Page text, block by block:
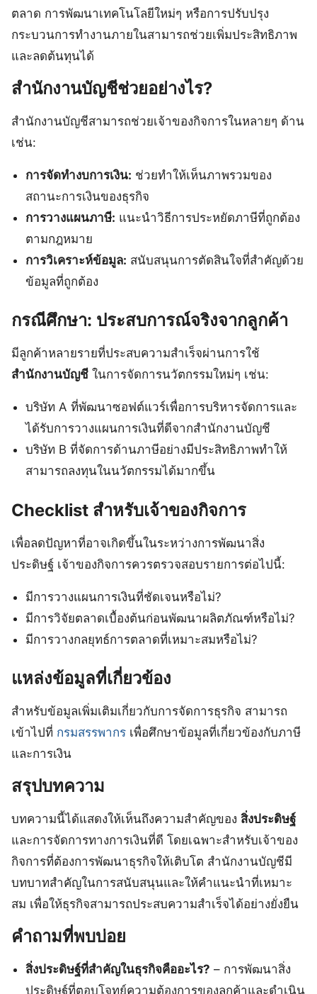
ตลาด การพัฒนาเทคโนโลยีใหม่ๆ หรือการปรับปรุง
กระบวนการทำงานภายในสามารถช่วยเพิ่มประสิทธิภาพ
และลดต้นทุนได้
สำนักงานบัญชีช่วยอย่างไร?
สำนักงานบัญชีสามารถช่วยเจ้าของกิจการในหลายๆ ด้าน
เช่น:
การจัดทำงบการเงิน: ช่วยทำให้เห็นภาพรวมของ
สถานะการเงินของธุรกิจ
การวางแผนภาษี: แนะนำวิธีการประหยัดภาษีที่ถูกต้อง
ตามกฎหมาย
การวิเคราะห์ข้อมูล: สนับสนุนการตัดสินใจที่สำคัญด้วย
ข้อมูลที่ถูกต้อง
กรณีศึกษา: ประสบการณ์จริงจากลูกค้า
มีลูกค้าหลายรายที่ประสบความสำเร็จผ่านการใช้
สำนักงานบัญชี ในการจัดการนวัตกรรมใหม่ๆ เช่น:
บริษัท A ที่พัฒนาซอฟต์แวร์เพื่อการบริหารจัดการและ
ได้รับการวางแผนการเงินที่ดีจากสำนักงานบัญชี
บริษัท B ที่จัดการด้านภาษีอย่างมีประสิทธิภาพทำให้
สามารถลงทุนในนวัตกรรมได้มากขึ้น
Checklist สำหรับเจ้าของกิจการ
เพื่อลดปัญหาที่อาจเกิดขึ้นในระหว่างการพัฒนาสิ่ง
ประดิษฐ์ เจ้าของกิจการควรตรวจสอบรายการต่อไปนี้:
มีการวางแผนการเงินที่ชัดเจนหรือไม่?
มีการวิจัยตลาดเบื้องต้นก่อนพัฒนาผลิตภัณฑ์หรือไม่?
มีการวางกลยุทธ์การตลาดที่เหมาะสมหรือไม่?
แหล่งข้อมูลที่เกี่ยวข้อง
สำหรับข้อมูลเพิ่มเติมเกี่ยวกับการจัดการธุรกิจ สามารถ
เข้าไปที่ กรมสรรพากร เพื่อศึกษาข้อมูลที่เกี่ยวข้องกับภาษี
และการเงิน
สรุปบทความ
บทความนี้ได้แสดงให้เห็นถึงความสำคัญของ สิ่งประดิษฐ์
และการจัดการทางการเงินที่ดี โดยเฉพาะสำหรับเจ้าของ
กิจการที่ต้องการพัฒนาธุรกิจให้เติบโต สำนักงานบัญชีมี
บทบาทสำคัญในการสนับสนุนและให้คำแนะนำที่เหมาะ
สม เพื่อให้ธุรกิจสามารถประสบความสำเร็จได้อย่างยั่งยืน
คำถามที่พบบ่อย
สิ่งประดิษฐ์ที่สำคัญในธุรกิจคืออะไร? – การพัฒนาสิ่ง
ประดิษฐ์ที่ตอบโจทย์ความต้องการของลูกค้าและดำเนิน